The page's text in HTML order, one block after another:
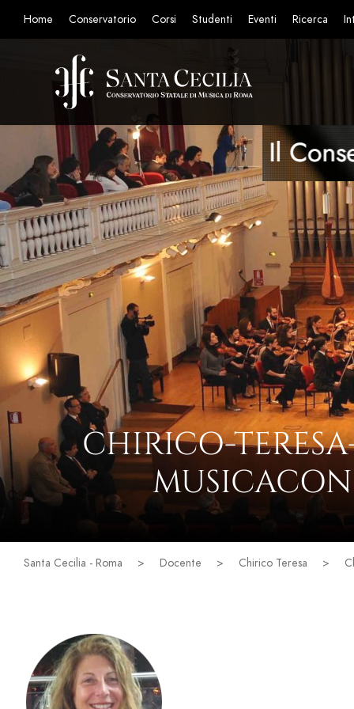
Home Conservatorio Corsi Studenti Eventi Ricerca
CHIRICO-
Santa Cecilia - Roma > Docente > Chirico Teresa >